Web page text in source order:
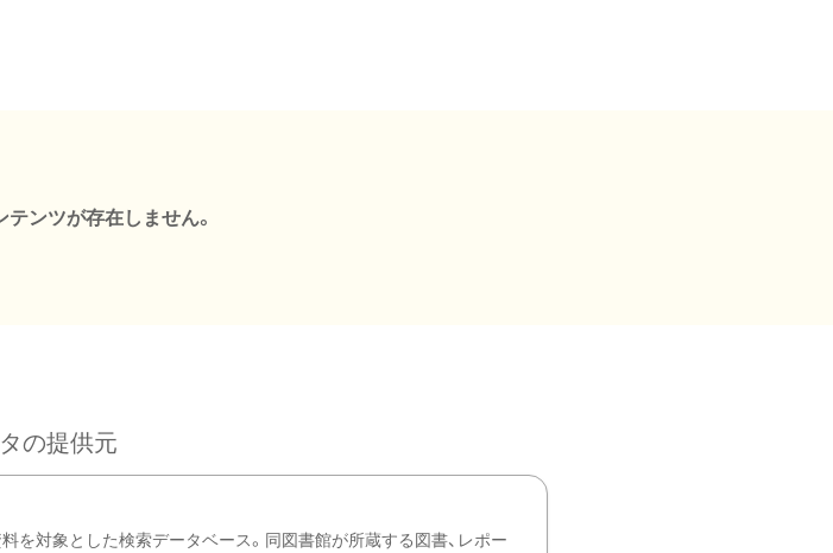
ンツが存在しません。
の提供元
を対象とした検索データベース。同図書館が所蔵する図書、レポー